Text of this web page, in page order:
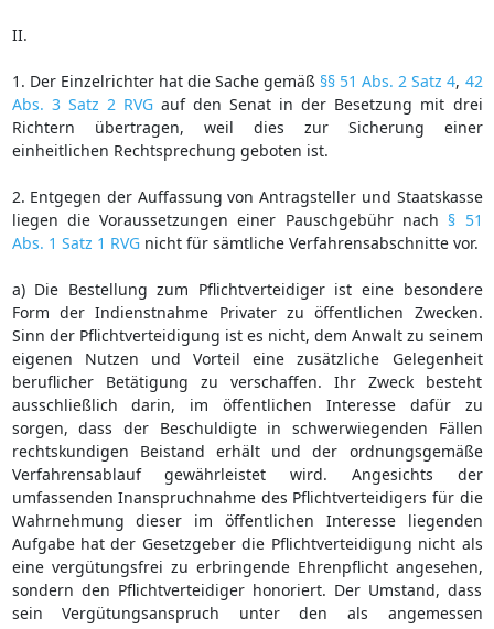
II.
1. Der Einzelrichter hat die Sache gemäß §§ 51 Abs. 2 Satz 4, 42
Abs. 3 Satz 2 RVGauf den Senat in der Besetzung mit drei
Richtern übertragen, weil dies zur Sicherung einer
einheitlichen Rechtsprechung geboten ist.
2. Entgegen der Auffassung von Antragsteller und Staatskasse
liegen die Voraussetzungen einer Pauschgebühr nach § 51
Abs. 1 Satz 1 RVGnicht für sämtliche Verfahrensabschnitte vor.
a) Die Bestellung zum Pflichtverteidiger ist eine besondere
Form der Indienstnahme Privater zu öffentlichen Zwecken.
Sinn der Pflichtverteidigung ist es nicht, dem Anwalt zu seinem
eigenen Nutzen und Vorteil eine zusätzliche Gelegenheit
beruflicher Betätigung zu verschaffen. Ihr Zweck besteht
ausschließlich darin, im öffentlichen Interesse dafür zu
sorgen, dass der Beschuldigte in schwerwiegenden Fällen
rechtskundigen Beistand erhält und der ordnungsgemäße
Verfahrensablauf gewährleistet wird. Angesichts der
umfassenden Inanspruchnahme des Pflichtverteidigers für die
Wahrnehmung dieser im öffentlichen Interesse liegenden
Aufgabe hat der Gesetzgeber die Pflichtverteidigung nicht als
eine vergütungsfrei zu erbringende Ehrenpflicht angesehen,
sondern den Pflichtverteidiger honoriert. Der Umstand, dass
sein Vergütungsanspruch unter den als angemessen